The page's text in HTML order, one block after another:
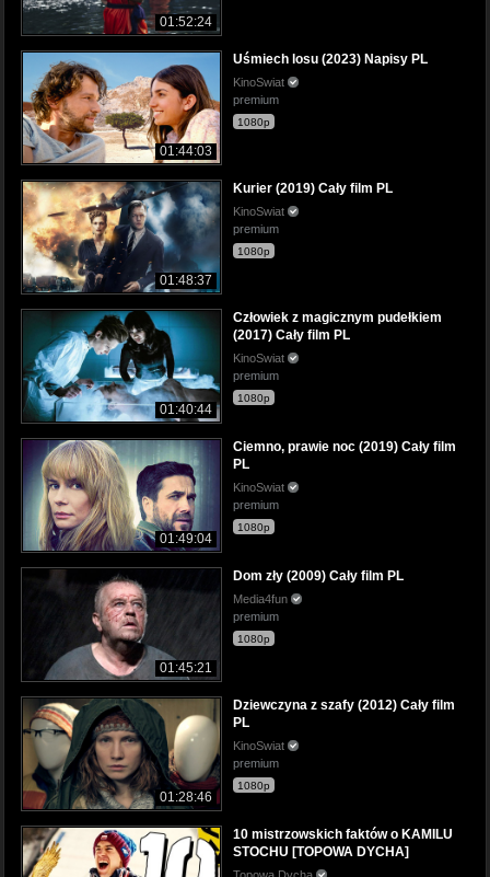
01:52:24
01:44:03
Uśmiech losu (2023) Napisy PL
KinoSwiat
premium
1080p
01:48:37
Kurier (2019) Cały film PL
KinoSwiat
premium
1080p
01:40:44
Człowiek z magicznym pudełkiem
(2017) Cały film PL
KinoSwiat
premium
1080p
01:49:04
Ciemno, prawie noc (2019) Cały film
PL
KinoSwiat
premium
1080p
01:45:21
Dom zły (2009) Cały film PL
Media4fun
premium
1080p
01:28:46
Dziewczyna z szafy (2012) Cały film
PL
KinoSwiat
premium
1080p
10 mistrzowskich faktów o KAMILU
STOCHU [TOPOWA DYCHA]